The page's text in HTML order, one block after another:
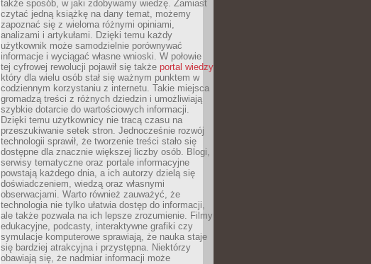
także sposób, w jaki zdobywamy wiedzę. Zamiast
czytać jedną książkę na dany temat, możemy
zapoznać się z wieloma różnymi opiniami,
analizami i artykułami. Dzięki temu każdy
użytkownik może samodzielnie porównywać
informacje i wyciągać własne wnioski. W połowie
tej cyfrowej rewolucji pojawił się także portal wiedzy
który dla wielu osób stał się ważnym punktem w
codziennym korzystaniu z internetu. Takie miejsca
gromadzą treści z różnych dziedzin i umożliwiają
szybkie dotarcie do wartościowych informacji.
Dzięki temu użytkownicy nie tracą czasu na
przeszukiwanie setek stron. Jednocześnie rozwój
technologii sprawił, że tworzenie treści stało się
dostępne dla znacznie większej liczby osób. Blogi,
serwisy tematyczne oraz portale informacyjne
powstają każdego dnia, a ich autorzy dzielą się
doświadczeniem, wiedzą oraz własnymi
obserwacjami. Warto również zauważyć, że
technologia nie tylko ułatwia dostęp do informacji,
ale także pozwala na ich lepsze zrozumienie. Filmy
edukacyjne, podcasty, interaktywne grafiki czy
symulacje komputerowe sprawiają, że nauka staje
się bardziej atrakcyjna i przystępna. Niektórzy
obawiają się, że nadmiar informacji może